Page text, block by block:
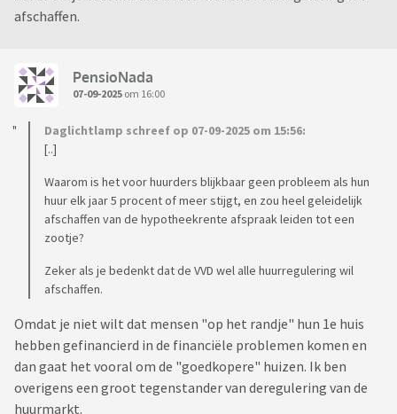
afschaffen.
PensioNada
07-09-2025 om 16:00
Daglichtlamp schreef op 07-09-2025 om 15:56:
[..]
Waarom is het voor huurders blijkbaar geen probleem als hun
huur elk jaar 5 procent of meer stijgt, en zou heel geleidelijk
afschaffen van de hypotheekrente afspraak leiden tot een
zootje?
Zeker als je bedenkt dat de VVD wel alle huurregulering wil
afschaffen.
Omdat je niet wilt dat mensen "op het randje" hun 1e huis
hebben gefinancierd in de financiële problemen komen en
dan gaat het vooral om de "goedkopere" huizen. Ik ben
overigens een groot tegenstander van deregulering van de
huurmarkt.